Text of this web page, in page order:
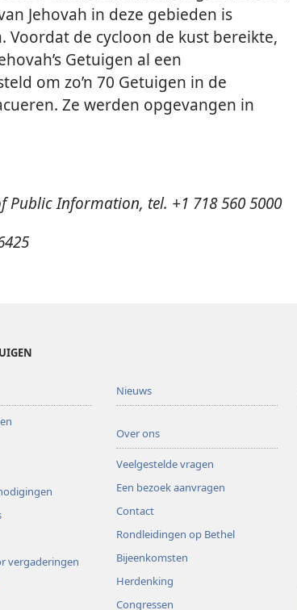
Jehovah in deze gebieden is
de cycloon de kust bereikte,
Getuigen al een
om zo’n 70 Getuigen in de
Ze werden opgevangen in
Public Information, tel. +1 718 560 5000
vergaderingen
Nieuws
Over ons
Veelgestelde vragen
Een bezoek aanvragen
Contact
Rondleidingen op Bethel
Bijeenkomsten
Herdenking
Congressen